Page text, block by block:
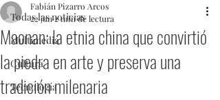
Todas las noticias
Multimedia
Cultura
Tecnología
Maonan: la etnia china que convirtió
la piedra en arte y preserva una
tradición milenaria
Fabián Pizarro Arcos
22 jun2 min de lectura